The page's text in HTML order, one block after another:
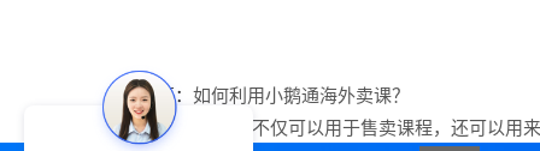
上一篇： 如何利用小鹅通海外卖课？
下一篇：
小鹅通不仅可以用于售卖课程，还可以用